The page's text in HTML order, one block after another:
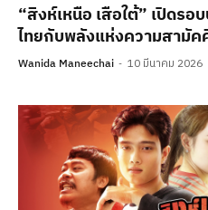
“สิงห์เหนือ เสือใต้” เปิดรอ
ไทยกับพลังแห่งความสามั
Wanida Maneechai 10 มีนาคม 2026